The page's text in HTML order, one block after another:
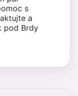
s
a
pod Brdy